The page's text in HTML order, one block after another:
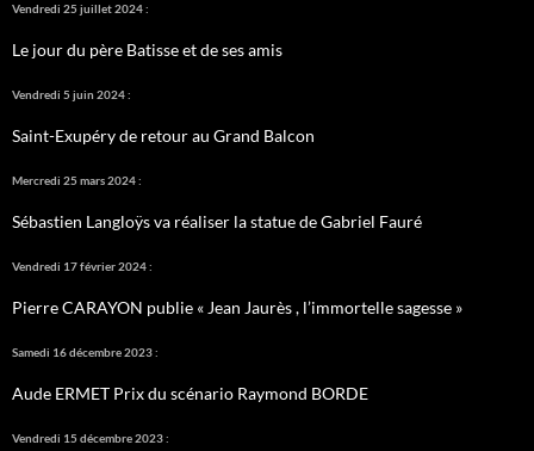
Vendredi 25 juillet 2024 :
Le jour du père Batisse et de ses amis
Vendredi 5 juin 2024 :
Saint-Exupéry de retour au Grand Balcon
Mercredi 25 mars 2024 :
Sébastien Langloÿs va réaliser la statue de Gabriel Fauré
Vendredi 17 février 2024 :
Pierre CARAYON publie « Jean Jaurès , l’immortelle sagesse »
Samedi 16 décembre 2023 :
Aude ERMET Prix du scénario Raymond BORDE
Vendredi 15 décembre 2023 :